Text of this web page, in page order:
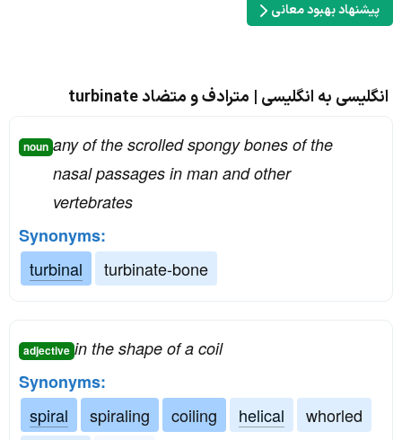
پیشنهاد بهبود معانی
انگلیسی به انگلیسی | مترادف و متضاد turbinate
noun any of the scrolled spongy bones of the
nasal passages in man and other
vertebrates
Synonyms:
turbinal
turbinate-bone
adjective in the shape of a coil
Synonyms:
spiral
spiraling coiling helical
whorled